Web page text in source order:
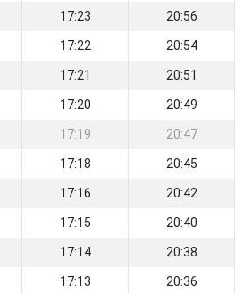
17:23 20:56
17:22 20:54
17:21 20:51
17:20 20:49
17:19 20:47
17:18 20:45
17:16 20:42
17:15 20:40
17:14 20:38
17:13 20:36